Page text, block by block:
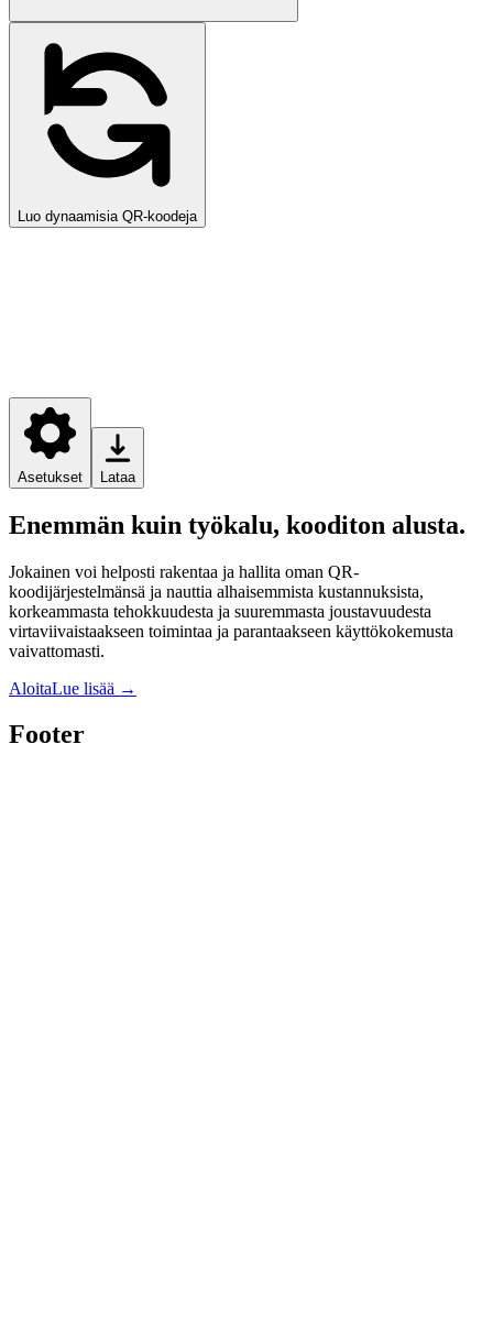
Luo dynaamisia QR-koodeja
Asetukset Lataa
Enemmän kuin työkalu, kooditon alusta.
Jokainen voi helposti rakentaa ja hallita oman QR-
koodijärjestelmänsä ja nauttia alhaisemmista kustannuksista,
korkeammasta tehokkuudesta ja suuremmasta joustavuudesta
virtaviivaistaakseen toimintaa ja parantaakseen käyttökokemusta
vaivattomasti.
AloitaLue lisää →
Footer